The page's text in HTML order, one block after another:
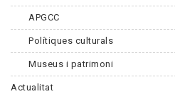
APGCC
Polítiques culturals
Museus i patrimoni
Actualitat